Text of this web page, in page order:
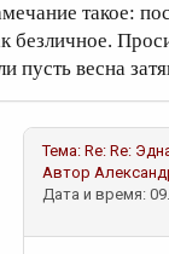
такое:
безличное.
пусть весна
Тема: Re: Re:
Автор
Дата и время: